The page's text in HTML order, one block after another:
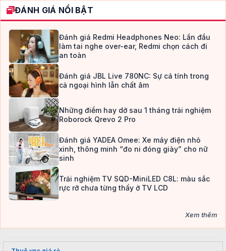
ĐÁNH GIÁ NỔI BẬT
Đánh giá Redmi Headphones Neo: Lần đầu
làm tai nghe over-ear, Redmi chọn cách đi
an toàn
Đánh giá JBL Live 780NC: Sự cá tính trong
cả ngoại hình lẫn chất âm
Những điểm hay dở sau 1 tháng trải nghiệm
Roborock Qrevo 2 Pro
Đánh giá YADEA Omee: Xe máy điện nhỏ
xinh, thông minh “đo ni đóng giày” cho nữ
sinh
Trải nghiệm TV SQD-MiniLED C8L: màu sắc
rực rỡ chưa từng thấy ở TV LCD
Xem thêm